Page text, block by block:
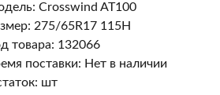
Crosswind AT100
275/65R17 115H
товара: 132066
поставки: Нет в наличии
шт